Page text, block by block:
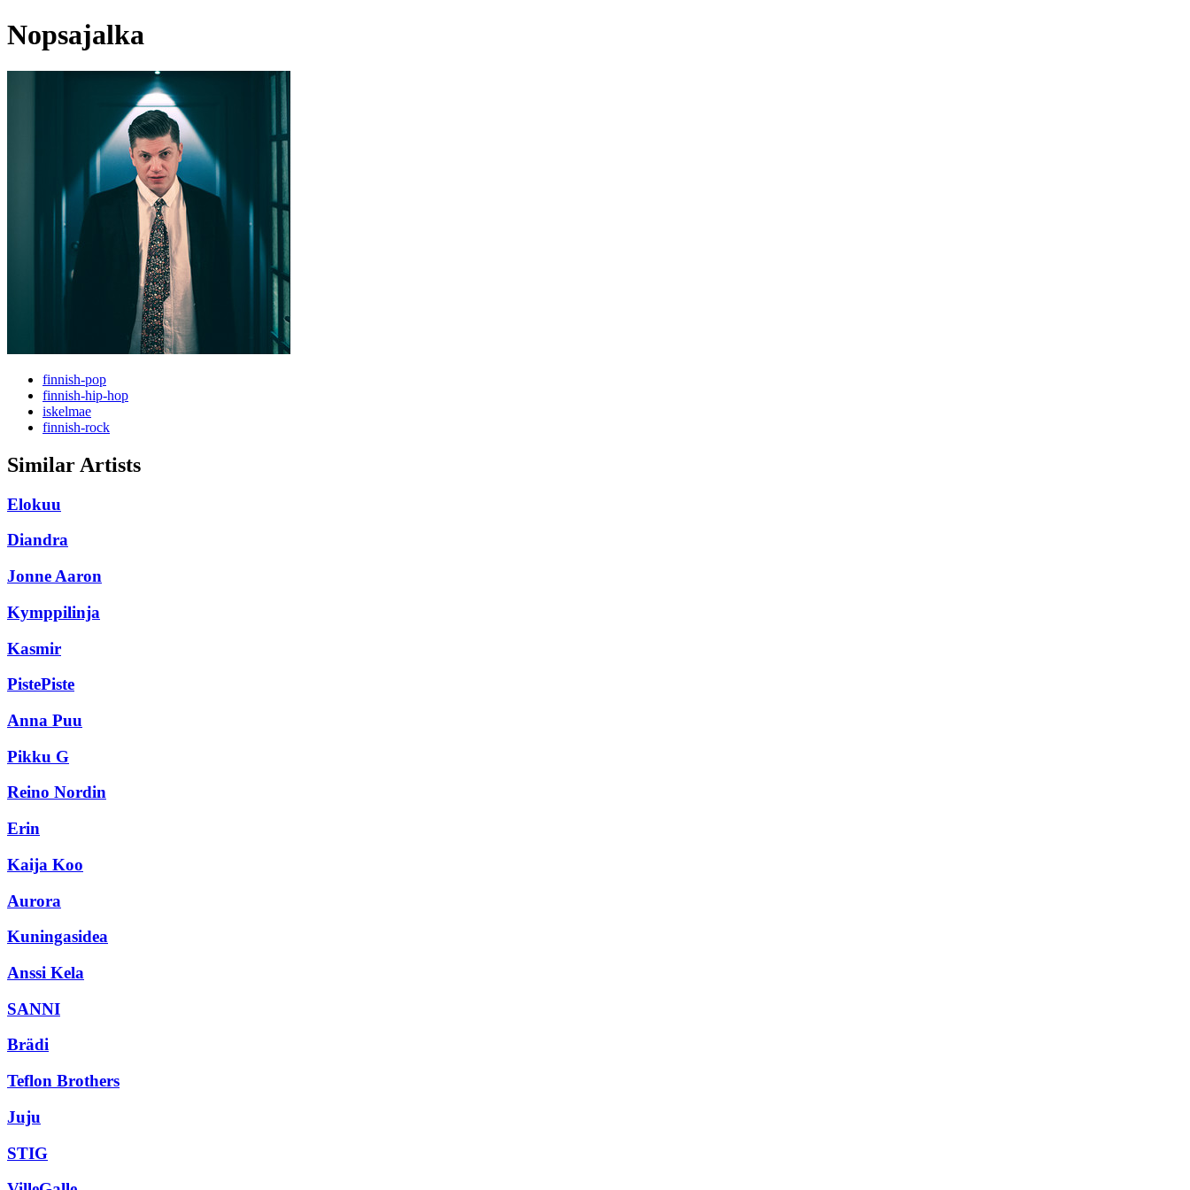
Nopsajalka
finnish-pop
finnish-hip-hop
iskelmae
finnish-rock
Similar Artists
Elokuu
Diandra
Jonne Aaron
Kymppilinja
Kasmir
PistePiste
Anna Puu
Pikku G
Reino Nordin
Erin
Kaija Koo
Aurora
Kuningasidea
Anssi Kela
SANNI
Brädi
Teflon Brothers
Juju
STIG